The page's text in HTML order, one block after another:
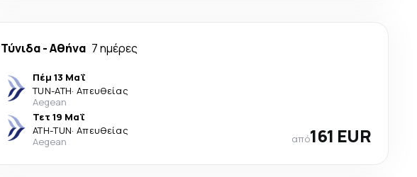
Τύνιδα-Αθήνα 7 ημέρες
Πέμ 13 Μαΐ
TUN-ATH· Απευθείας
Aegean
Τετ 19 Μαΐ
ATH-TUN· Απευθείας
Aegean
από161 EUR